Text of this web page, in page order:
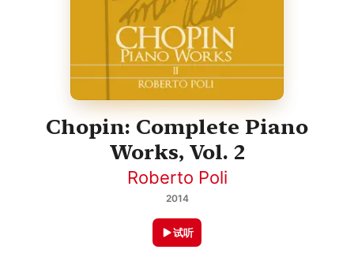
Chopin: Complete Piano
Works, Vol. 2
Roberto Poli
2014
试听